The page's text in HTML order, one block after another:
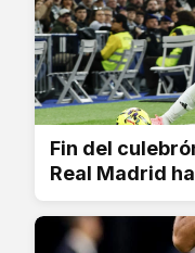
Fin del
Real Madrid